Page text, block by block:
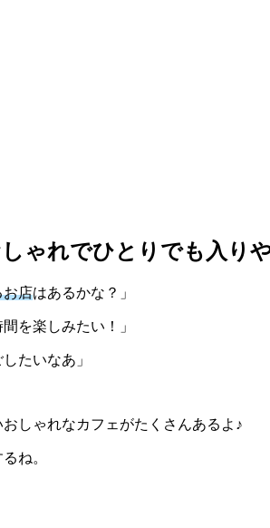
ゃれでひとりでも入り
お店はあるかな？」
を楽しみたい！」
たいなあ」
しゃれなカフェがたくさんあるよ♪
ね。